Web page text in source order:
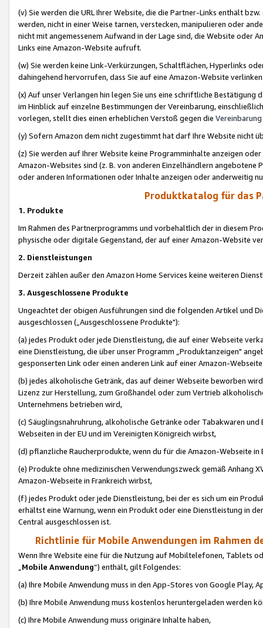
(v) Sie werden die URL Ihrer Website, die die Partner-Links enthält
werden, nicht in einer Weise tarnen, verstecken, manipulieren oder
nicht mit angemessenem Aufwand in der Lage sind, die Website oder
Links eine Amazon-Website aufruft.
(w) Sie werden keine Link-Verkürzungen, Schaltflächen, Hyperlinks
dahingehend hervorrufen, dass Sie auf eine Amazon-Website
(x) Auf unser Verlangen hin legen Sie uns eine schriftliche
im Hinblick auf einzelne Bestimmungen der Vereinbarung,
vorlegen, stellt dies einen erheblichen Verstoß gegen die Vereinbarung
(y) Sofern Amazon dem nicht zugestimmt hat darf Ihre Website nicht
(z) Sie werden auf Ihrer Website keine Programminhalte anzeigen
Amazon-Websites sind (z. B. von anderen Einzelhändlern
oder anderen Informationen oder Inhalte anzeigen oder anderweitig
Produktkatalog für das
1. Produkte
Im Rahmen des Partnerprogramms und vorbehaltlich der in diesem
physische oder digitale Gegenstand, der auf einer Amazon-Website
2. Dienstleistungen
Derzeit zählen außer den Amazon Home Services keine weiteren
3. Ausgeschlossene Produkte
Ungeachtet der obigen Ausführungen sind die folgenden Artikel und
ausgeschlossen („Ausgeschlossene Produkte"):
(a) jedes Produkt oder jede Dienstleistung, die auf einer Webseite
eine Dienstleistung, die über unser Programm „Produktanzeigen"
gesponserten Link oder einen anderen Link auf einer Amazon-
(b) jedes alkoholische Getränk, das auf deiner Webseite beworben
Lizenz zur Herstellung, zum Großhandel oder zum Vertrieb
Unternehmens betrieben wird,
(c) Säuglingsnahruhrung, alkoholische Getränke oder Tabakwaren
Webseiten in der EU und im Vereinigten Königreich wirbst,
(d) pflanzliche Raucherprodukte, wenn du für die Amazon-Webseite in
(e) Produkte ohne medizinischen Verwendungszweck gemäß Anhang
Amazon-Webseite in Frankreich wirbst,
(f) jedes Produkt oder jede Dienstleistung, bei der es sich um ein
erhältst eine Warnung, wenn ein Produkt oder eine Dienstleistung in
Central ausgeschlossen ist.
Richtlinie für Mobile Anwendungen im Rahmen
Wenn Ihre Website eine für die Nutzung auf Mobiltelefonen, Tablets
„Mobile Anwendung“) enthält, gilt Folgendes:
(a) Ihre Mobile Anwendung muss in den App-Stores von Google Play,
(b) Ihre Mobile Anwendung muss kostenlos heruntergeladen werden
(c) Ihre Mobile Anwendung muss originäre Inhalte haben,